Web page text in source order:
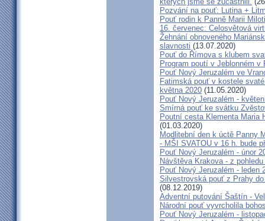
Pozvání na pouť: Lutina +
Pouť rodin k Panně Marii
16. červenec: Celosvětová
Žehnání obnoveného
slavnosti (13.07.2020)
Pouť do Římova s klubem
Program poutí v Jeblonném v
Pouť Nový Jeruzalém ve
Fatimská pouť v kostele
května 2020 (11.05.2020)
Pouť Nový Jeruzalém -
Smírná pouť ke svátku
Poutní cesta Klementa Maria
(01.03.2020)
Modlitební den k úctě Panny
- MŠI SVATOU v 16 h. bude
Pouť Nový Jeruzalém - únor
Návštěva Krakova - z
Pouť Nový Jeruzalém - leden
Silvestrovská pouť z Prahy
(08.12.2019)
Adventní putování Šaštín -
Národní pouť vyvrcholila
Pouť Nový Jeruzalém -